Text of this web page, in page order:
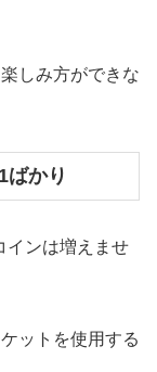
しみ方ができな
かり
インは増えませ
ットを使用する